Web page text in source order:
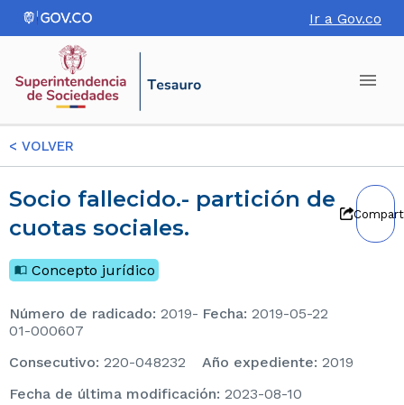
Ir a Gov.co
< VOLVER
Socio fallecido.- partición de
cuotas sociales.
Concepto jurídico
Número de radicado: 2019-
01-000607
Fecha: 2019-05-22
consecutivo: 220-048232 Año expediente: 2019
Fecha de última modificación: 2023-08-10